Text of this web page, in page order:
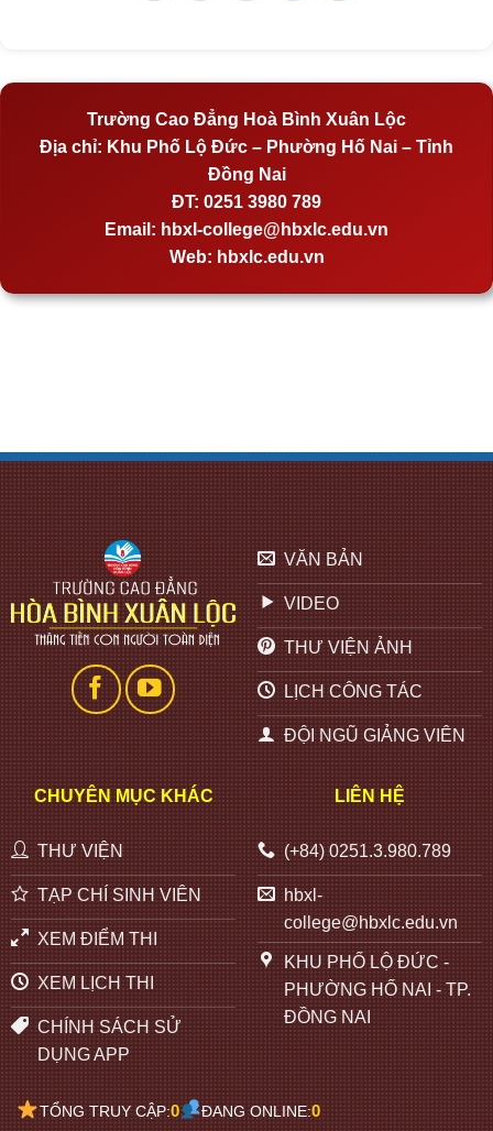
Trường Cao Đẳng Hoà Bình Xuân Lộc
Địa chỉ: Khu Phố Lộ Đức – Phường Hố Nai – Tỉnh
Đồng Nai
ĐT: 0251 3980 789
Email: hbxl-college@hbxlc.edu.vn
Web: hbxlc.edu.vn
VĂN BẢN
VIDEO
THƯ VIỆN ẢNH
LỊCH CÔNG TÁC
ĐỘI NGŨ GIẢNG VIÊN
CHUYÊN MỤC KHÁC
THƯ VIỆN
TẠP CHÍ SINH VIÊN
XEM ĐIỂM THI
XEM LỊCH THI
CHÍNH SÁCH SỬ
DỤNG APP
LIÊN HỆ
(+84) 0251.3.980.789
hbxl-
college@hbxlc.edu.vn
KHU PHỐ LỘ ĐỨC -
PHƯỜNG HỐ NAI - TP.
ĐỒNG NAI
TỔNG TRUY CẬP:0 ĐANG ONLINE:0